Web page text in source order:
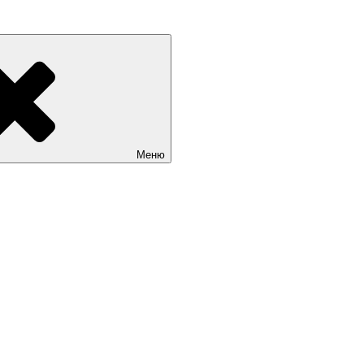
и Калининградской области. Цены на сайты. Услуги веб-
Меню